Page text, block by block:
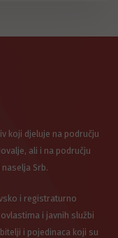
koji djeluje na području
ali i na području
Srb.
i registraturno
i javnih službi
i pojedinaca koji su